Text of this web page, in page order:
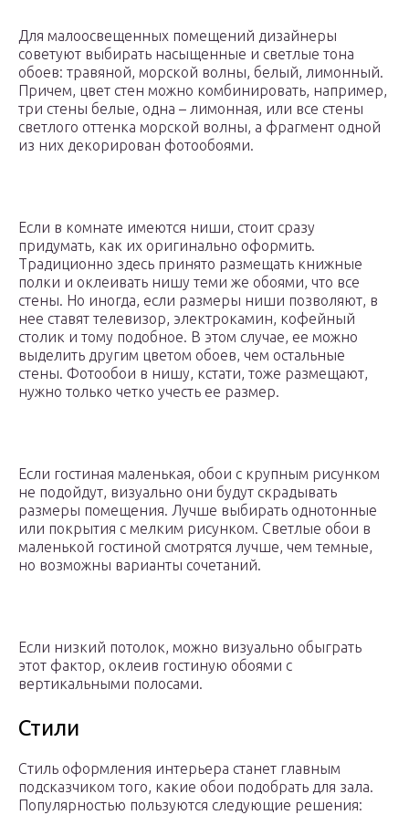
Для малоосвещенных помещений дизайнеры
советуют выбирать насыщенные и светлые тона
обоев: травяной, морской волны, белый, лимонный.
Причем, цвет стен можно комбинировать, например,
три стены белые, одна – лимонная, или все стены
светлого оттенка морской волны, а фрагмент одной
из них декорирован фотообоями.
Если в комнате имеются ниши, стоит сразу
придумать, как их оригинально оформить.
Традиционно здесь принято размещать книжные
полки и оклеивать нишу теми же обоями, что все
стены. Но иногда, если размеры ниши позволяют, в
нее ставят телевизор, электрокамин, кофейный
столик и тому подобное. В этом случае, ее можно
выделить другим цветом обоев, чем остальные
стены. Фотообои в нишу, кстати, тоже размещают,
нужно только четко учесть ее размер.
Если гостиная маленькая, обои с крупным рисунком
не подойдут, визуально они будут скрадывать
размеры помещения. Лучше выбирать однотонные
или покрытия с мелким рисунком. Светлые обои в
маленькой гостиной смотрятся лучше, чем темные,
но возможны варианты сочетаний.
Если низкий потолок, можно визуально обыграть
этот фактор, оклеив гостиную обоями с
вертикальными полосами.
Стили
Стиль оформления интерьера станет главным
подсказчиком того, какие обои подобрать для зала.
Популярностью пользуются следующие решения: